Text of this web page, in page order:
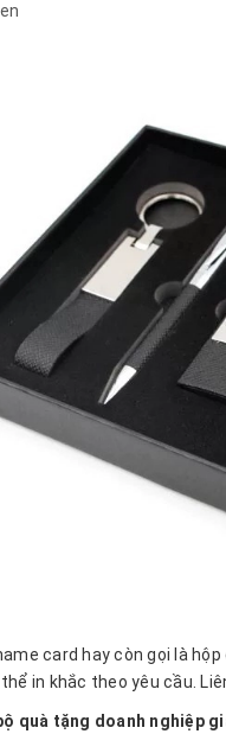
card hay còn gọi là
thể in khắc theo yêu cầu.
quà tặng doanh nghiệp